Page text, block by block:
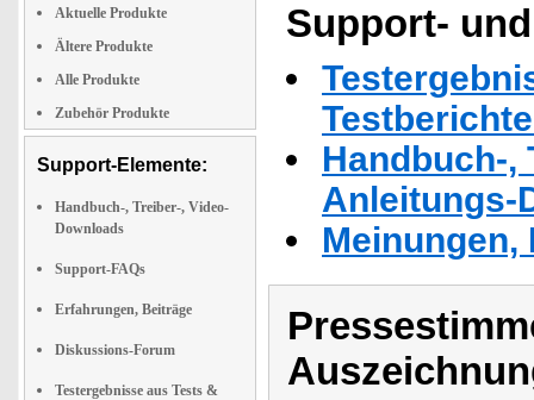
Aktuelle Produkte
Ältere Produkte
Alle Produkte
Zubehör Produkte
Support-Elemente:
Handbuch-, Treiber-, Video-
Downloads
Support-FAQs
Erfahrungen, Beiträge
Diskussions-Forum
Testergebnisse aus Tests &
Support-
Handbuch-,
Anleitungs-